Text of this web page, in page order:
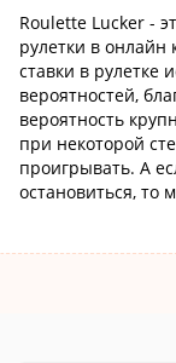
Roulette Lucker -
рулетки в онлайн
ставки в рулетке
вероятностей,
вероятность
при некоторой
проигрывать. А
остановиться,